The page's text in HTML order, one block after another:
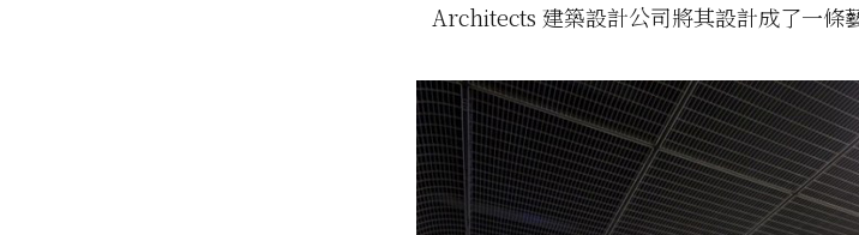
Architects 建築設計公司將其設計成了一條